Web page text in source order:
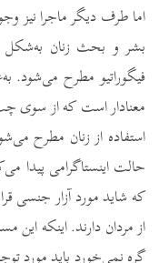
اما طرف دیگر ماجرا نیز
بشر و بحث زنان به‌شکل
فیگوراتیو مطرح می‌شود.
معنادار است که از سوی
استفاده از زنان مطرح
حالت اینستاگرامی پیدا
که شاید مورد آزار جنسی
از مردان دارند. اینکه
گره نمی‌خورد باید مورد